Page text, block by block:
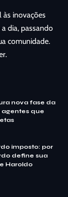
às inovações
dia, passando
comunidade.
nova fase da
que
imposto: por
define sua
Haroldo